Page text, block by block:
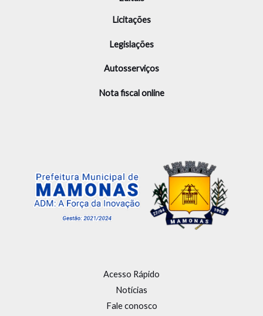
Licitações
Legislações
Autosserviços
Nota fiscal online
Acesso Rápido
Notícias
Fale conosco